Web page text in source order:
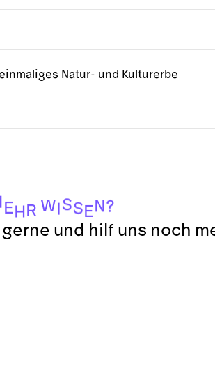
Natur- und Kulturerbe
EHR WISSE N ?
und hilf uns noch